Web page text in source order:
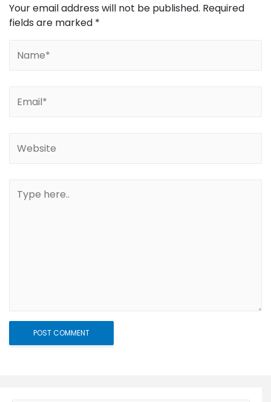
Your email address will not be published. Required
fields are marked *